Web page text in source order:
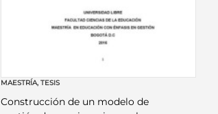
MAESTRÍA,TESIS
Construcción de un modelo de